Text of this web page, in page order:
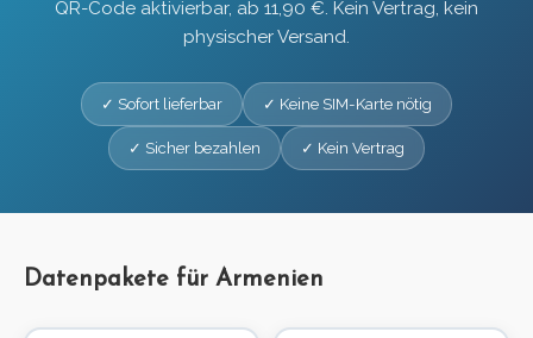
QR-Code aktivierbar, ab 11,90 €. Kein Vertrag, kein
physischer Versand.
✓ Sofort lieferbar ✓ Keine SIM-Karte nötig
✓ Sicher bezahlen ✓ Kein Vertrag
Datenpakete für Armenien